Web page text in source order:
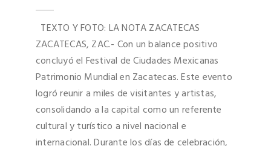
TEXTO Y FOTO: LA NOTA ZACATECAS
ZACATECAS, ZAC.- Con un balance positivo
concluyó el Festival de Ciudades Mexicanas
Patrimonio Mundial en Zacatecas. Este evento
logró reunir a miles de visitantes y artistas,
consolidando a la capital como un referente
cultural y turístico a nivel nacional e
internacional. Durante los días de celebración,